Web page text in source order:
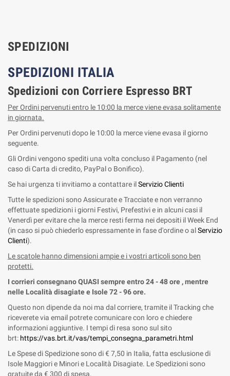
SPEDIZIONI
SPEDIZIONI ITALIA
Spedizioni con Corriere Espresso BRT
Per Ordini pervenuti entro le 10:00 la merce viene evasa solitamente
in giornata.
Per Ordini pervenuti dopo le 10:00 la merce viene evasa il giorno
seguente.
Gli Ordini vengono spediti una volta concluso il Pagamento (nel
caso di Carta di credito, PayPal o Bonifico).
Se hai urgenza ti invitiamo a contattare ilServizio Clienti
Tutte le spedizioni sono Assicurate e Tracciate e non verranno
effettuate spedizioni i giorni Festivi, Prefestivi e in alcuni casi il
Venerdì per evitare che la merce resti ferma nei depositi il Week End
(in caso si può chiederlo espressamente in fase d'ordine o alServizio
Clienti).
Le scatole hanno dimensioni ampie e i vostri articoli sono ben
protetti.
I corrieri consegnano QUASI sempre entro 24 - 48 ore , mentre
nelle Località disagiate e Isole 72 - 96 ore.
Questo non dipende da noi ma dal corriere, tramite il Tracking che
riceverete via email potrete comunicare con loro e chiedere
informazioni aggiuntive. I tempi di resa sono sul sito
brt: https://vas.brt.it/vas/tempi_consegna_parametri.html
Le Spese di Spedizione sono di € 7,50 in Italia, fatta esclusione di
Isole Maggiori e Minori e Località Disagiate. Le Spedizioni sono
gratuite da € 300 di spesa.